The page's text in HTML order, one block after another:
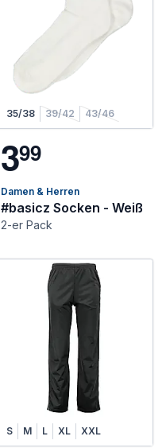
35/38 39/42 43/46
399
Damen & Herren
#basicz Socken - Weiß
2-er Pack
S M L XL XXL